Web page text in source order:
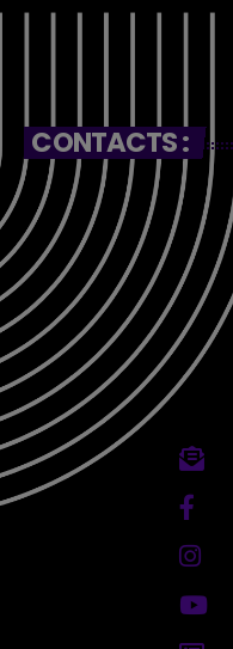
CONTACTS :